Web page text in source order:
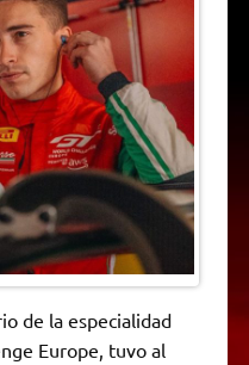
de la especialidad
Europe, tuvo al